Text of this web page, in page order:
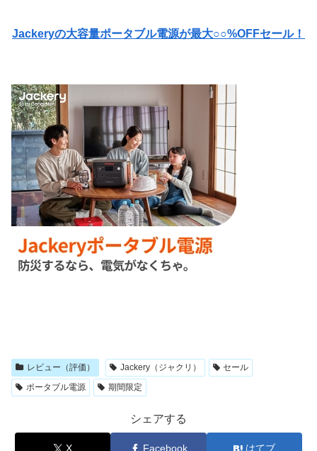
Jackeryの大容量ポータブル電源が最大○○%OFFセール！
レビュー（評価） Jackery（ジャクリ）
セール
ポータブル電源
期間限定
シェアする
X Facebook はてブ